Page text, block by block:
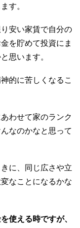
す。
安い家賃で自分の
を貯めて投資にま
思います。
的に苦しくなるこ
わせて家のランク
なのかなと思って
に、同じ広さや立
なことになるかな
使える時ですが、